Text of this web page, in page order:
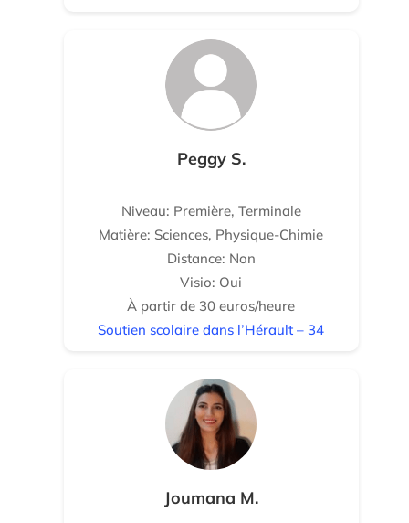
Peggy S.
Niveau: Première, Terminale
Matière: Sciences, Physique-Chimie
Distance: Non
Visio: Oui
À partir de 30 euros/heure
Soutien scolaire dans l’Hérault – 34
Joumana M.